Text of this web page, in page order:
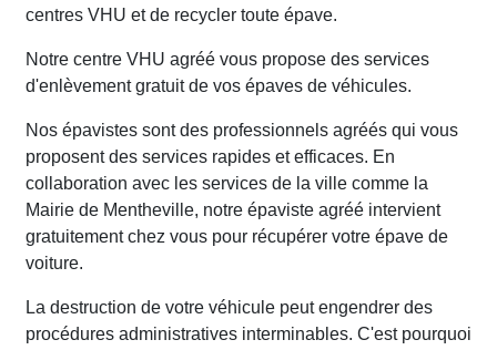
centres VHU et de recycler toute épave.
Notre centre VHU agréé vous propose des services
d'enlèvement gratuit de vos épaves de véhicules.
Nos épavistes sont des professionnels agréés qui vous
proposent des services rapides et efficaces. En
collaboration avec les services de la ville comme la
Mairie de Mentheville, notre épaviste agréé intervient
gratuitement chez vous pour récupérer votre épave de
voiture.
La destruction de votre véhicule peut engendrer des
procédures administratives interminables. C'est pourquoi